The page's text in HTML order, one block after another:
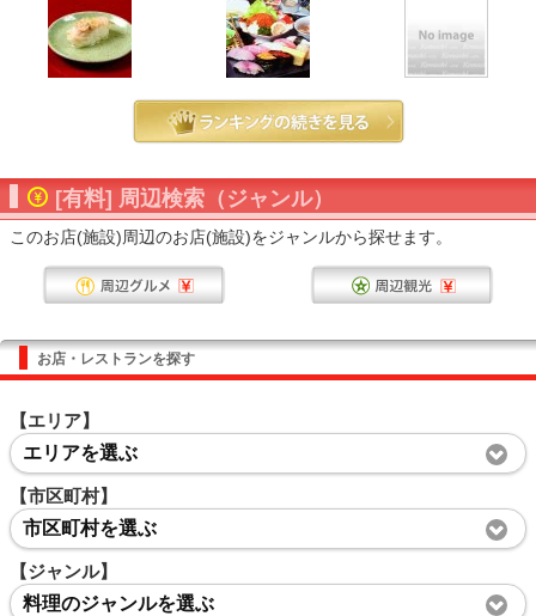
[有料] 周辺検索（ジャンル）
このお店(施設)周辺のお店(施設)をジャンルから探せます。
お店・レストランを探す
【エリア】
エリアを選ぶ
【市区町村】
市区町村を選ぶ
【ジャンル】
料理のジャンルを選ぶ